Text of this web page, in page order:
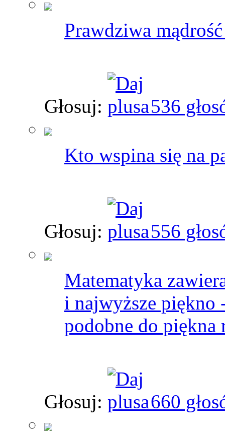
Prawdziwa
Głosuj: 536
Kto wspina się na
Głosuj: 556
Matematyka
i najwyższe piękno
podobne do piękna
Głosuj: 660